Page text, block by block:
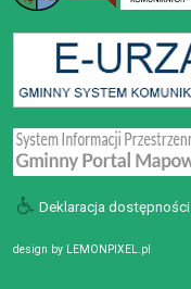
Deklaracja dostępności
design by LEMONPIXEL.pl